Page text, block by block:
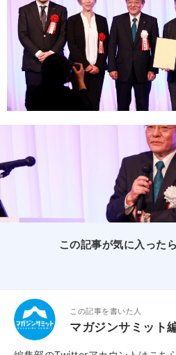
この記事が気に入った
この記事を書いた人
マガジンサミット